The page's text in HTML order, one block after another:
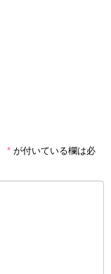
* が付いている欄は必